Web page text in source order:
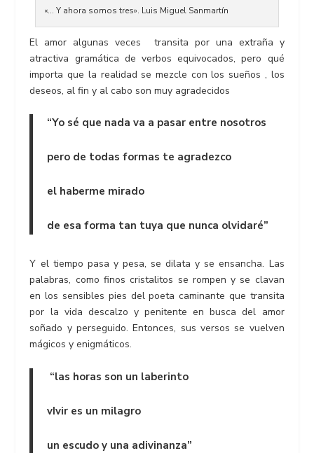
«… Y ahora somos tres». Luis Miguel Sanmartín
El amor algunas veces transita por una extraña y
atractiva gramática de verbos equivocados, pero qué
importa que la realidad se mezcle con los sueños , los
deseos, al fin y al cabo son muy agradecidos
“Yo sé que nada va a pasar entre nosotros
pero de todas formas te agradezco
el haberme mirado
de esa forma tan tuya que nunca olvidaré”
Y el tiempo pasa y pesa, se dilata y se ensancha. Las
palabras, como finos cristalitos se rompen y se clavan
en los sensibles pies del poeta caminante que transita
por la vida descalzo y penitente en busca del amor
soñado y perseguido. Entonces, sus versos se vuelven
mágicos y enigmáticos.
“las horas son un laberinto
vIvir es un milagro
un escudo y una adivinanza”